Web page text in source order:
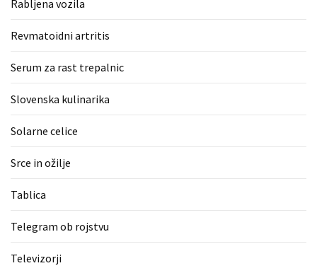
Rabljena vozila
Revmatoidni artritis
Serum za rast trepalnic
Slovenska kulinarika
Solarne celice
Srce in ožilje
Tablica
Telegram ob rojstvu
Televizorji